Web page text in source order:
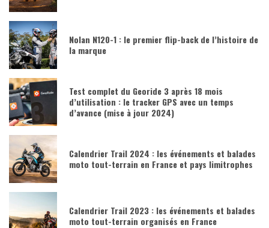
Nolan N120-1 : le premier flip-back de l’histoire de
la marque
Test complet du Georide 3 après 18 mois
d’utilisation : le tracker GPS avec un temps
d’avance (mise à jour 2024)
Calendrier Trail 2024 : les événements et balades
moto tout-terrain en France et pays limitrophes
Calendrier Trail 2023 : les événements et balades
moto tout-terrain organisés en France